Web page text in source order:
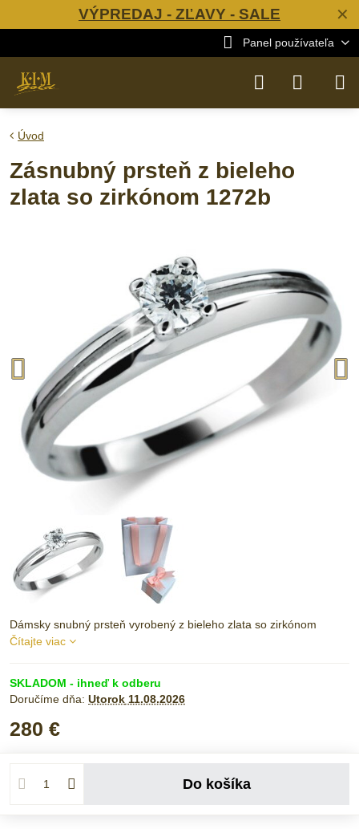
✕
VÝPREDAJ - ZĽAVY - SALE
Panel používateľa
Úvod
Zásnubný prsteň z bieleho
zlata so zirkónom 1272b
Dámsky snubný prsteň vyrobený z bieleho zlata so zirkónom
Čítajte viac
SKLADOM - ihneď k odberu
Doručíme dňa: Utorok 11.08.2026
280 €
Do košíka